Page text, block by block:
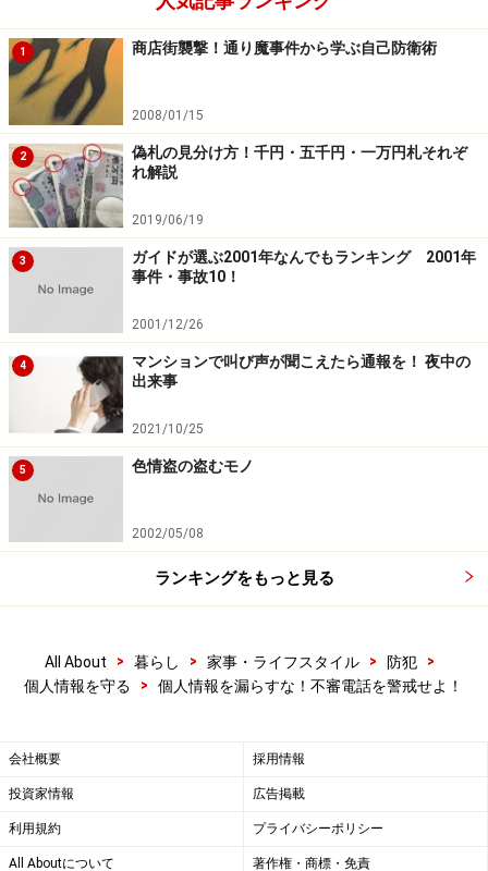
通常、事前のお知らせの用紙が届いてから、指定の時間
に来訪することはあっても、「返金する」といった本来
書類が絶対に必要な事態で、電話だけで処理するなどと
いうことはあり得ないはずです。つまり、突然、こうし
た機関の職員を名乗って電話をかけてきただけで、すで
に不審だと気づき、警戒すべきなのです。
→「返金」に惑わされるな！／預貯金を守れ！
うこと／あなたの一票／関連ガイド記事
→→→あなたの一票結果と寸評
※記事内容は執筆時点のものです。最新の内容をご確認くださ
い。
1 商店街襲撃！通り魔事件から学ぶ自己防衛術
2008/01/15
2
偽札の見分け方！千円・五千円・一万円札それぞ
れ解説
2019/06/19
3
ガイドが選ぶ2001年なんでもランキング 2001年
事件・事故10！
2001/12/26
4
マンションで叫び声が聞こえたら通報を！ 夜中の
出来事
2021/10/25
5 色情盗の盗むモノ
2002/05/08
ランキングをもっと見る
All About > 暮らし > 家事・ライフスタイル > 防犯
>
個人情報を守る
> 個人情報を漏らすな！不審電話を警戒せよ！
会社概要 採用情報
投資家情報 広告掲載
利用規約 プライバシーポリシー
All Aboutについて 著作権・商標・免責